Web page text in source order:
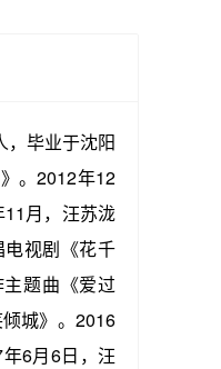
，毕业于沈阳
。2012年12
月，汪苏泷
视剧《花千
题曲《爱过
城》。2016
6月6日，汪